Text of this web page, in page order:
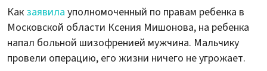
Как заявила уполномоченный по правам ребенка в
Московской области Ксения Мишонова, на ребенка
напал больной шизофренией мужчина. Мальчику
провели операцию, его жизни ничего не угрожает.